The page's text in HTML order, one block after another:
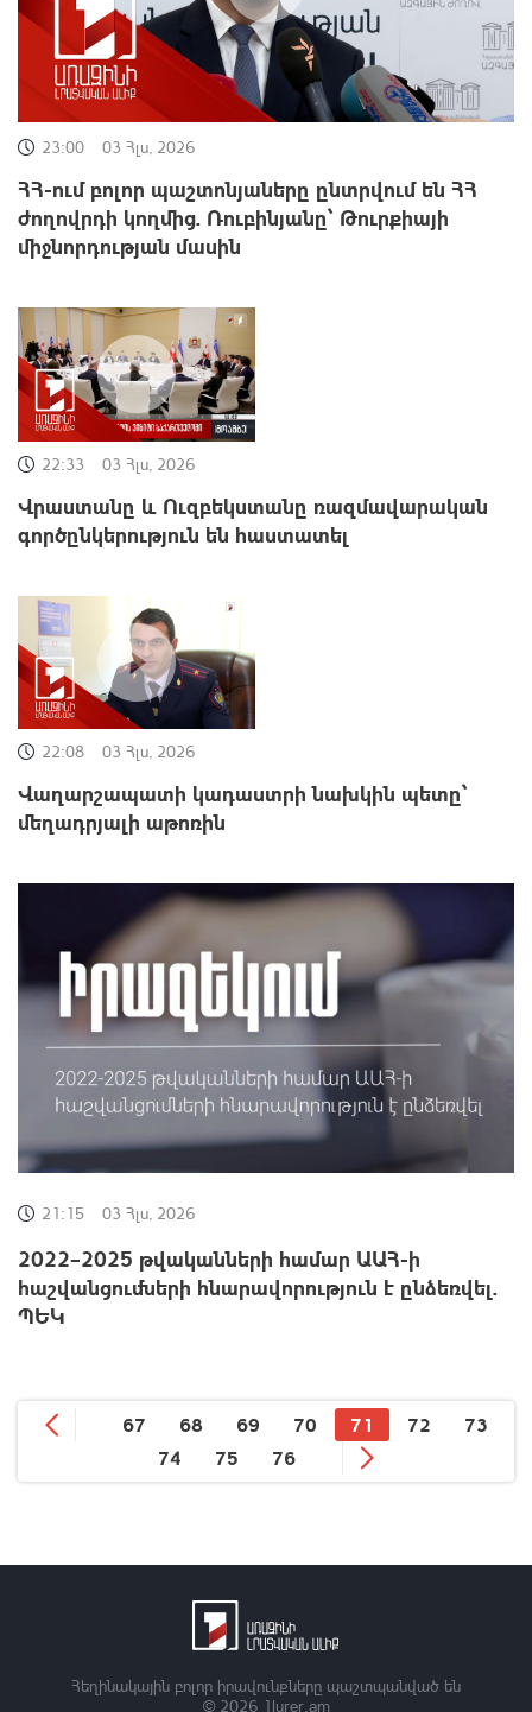
23:00 03 Հլս, 2026
ՀՀ-ում բոլոր պաշտոնյաները ընտրվում են ՀՀ
ժողովրդի կողմից. Ռուբինյանը՝ Թուրքիայի
միջնորդության մասին
22:33 03 Հլս, 2026
Վրաստանը և Ուզբեկստանը ռազմավարական
գործընկերություն են հաստատել
22:08 03 Հլս, 2026
Վաղարշապատի կադաստրի նախկին պետը՝
մեղադրյալի աթոռին
21:15 03 Հլս, 2026
2022–2025 թվականների համար ԱԱՀ-ի
հաշվանցումների հնարավորություն է ընձեռվել.
ՊԵԿ
67 68 69 70 71 72
73
74
75 76
Հեղինակային բոլոր իրավունքները պաշտպանված են
© 2026 1lurer.am